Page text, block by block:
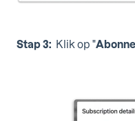
Stap 3: Klik op "